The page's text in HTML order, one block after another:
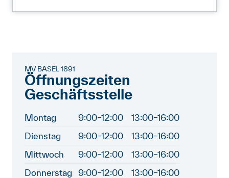
MV BASEL 1891
Öffnungszeiten
Geschäftsstelle
Montag 9:00–12:00 13:00–16:00
Dienstag
9:00–12:00
13:00–16:00
Mittwoch
9:00–12:00
13:00–16:00
Donnerstag 9:00–12:00
13:00–16:00